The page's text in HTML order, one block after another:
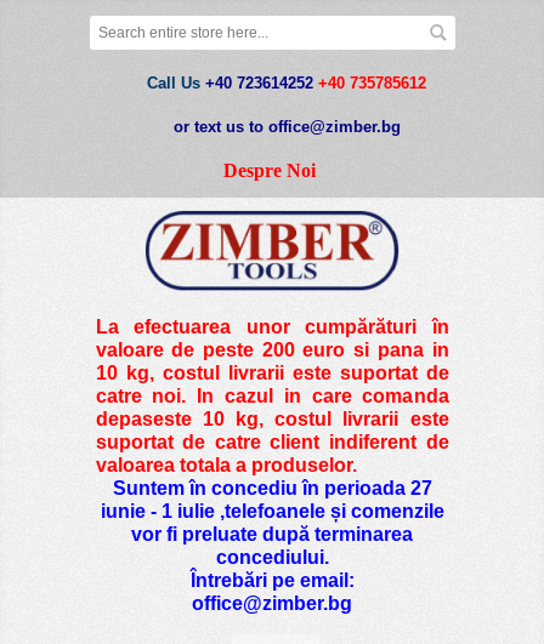
Call Us +40 723614252 +40 735785612
or text us to office@zimber.bg
Despre Noi
La efectuarea unor cumpărături în
valoare de peste200 euro si pana in
10 kg, costul livrarii este suportat de
catre noi. In cazul in care comanda
depaseste 10 kg, costul livrarii este
suportat de catre client indiferent de
valoarea totala a produselor.
Suntem în concediu în perioada 27
iunie - 1 iulie ,telefoanele și comenzile
vor fi preluate după terminarea
concediului.
Întrebări pe email:
office@zimber.bg